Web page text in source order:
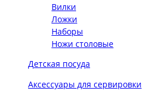
Вилки
Ложки
Наборы
Ножи столовые
Детская посуда
Аксессуары для сервировки